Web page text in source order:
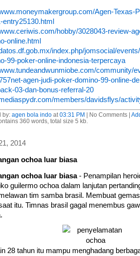
Agen-Texas-
entry25130.html
hobby/3028043-review-
online.html
index.php/jomsocial/
99-poker-online-indonesia-terpercaya
community/
agen-judi-poker-domino-99-online-
03-dan-bonus-referral-20
members/davidsflys/
by: agen bola indoat 03:31 PM | No Comments |
360 words, total size 5 kb.
2014
ochoa luar biasa
ochoa luar biasa- Penampilan
guilermo ochoa dalam lanjutan
tim samba brasil. Membuat
itu. Timnas brasil gagal menembus
28 tahun itu mampu menghadang